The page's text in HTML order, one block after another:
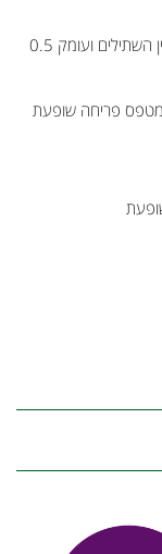
שתילה לאחר נביטת הזרעים: במרווח של 10 ס''מ בין השתילים ועומק 0.5
מטפס פריחה שופעת